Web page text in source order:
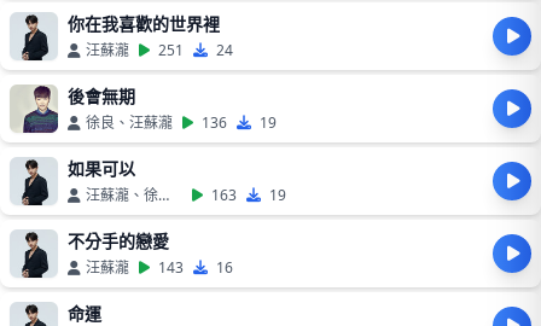
你在我喜歡的世界裡
汪蘇瀧 251 24
後會無期
徐良、汪蘇瀧 136 19
如果可以
汪蘇瀧、徐佳瑩 163 19
不分手的戀愛
汪蘇瀧 143 16
命運